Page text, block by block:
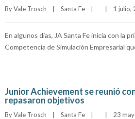
By Vale Trosch Santa Fe 1 julio,
En algunos días, JA Santa Fe inicia con la
Competencia de Simulación Empresarial
Junior Achievement se reunió
repasaron objetivos
By Vale Trosch Santa Fe 23